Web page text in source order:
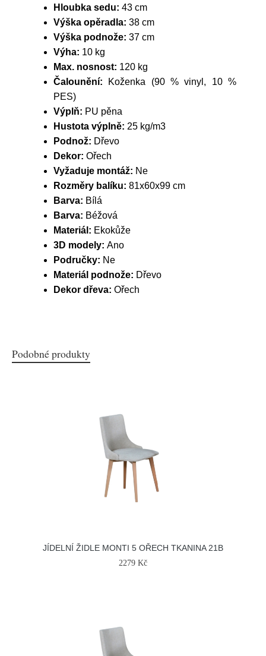
Hloubka sedu: 43 cm
Výška opěradla: 38 cm
Výška podnože: 37 cm
Výha: 10 kg
Max. nosnost: 120 kg
Čalounění: Koženka (90 % vinyl, 10 %
PES)
Výplň: PU pěna
Hustota výplně: 25 kg/m3
Podnož: Dřevo
Dekor: Ořech
Vyžaduje montáž: Ne
Rozměry balíku: 81x60x99 cm
Barva: Bílá
Barva: Béžová
Materiál: Ekokůže
3D modely: Ano
Područky: Ne
Materiál podnože: Dřevo
Dekor dřeva: Ořech
Podobné produkty
JÍDELNÍ ŽIDLE MONTI 5 OŘECH TKANINA 21B
2279 Kč